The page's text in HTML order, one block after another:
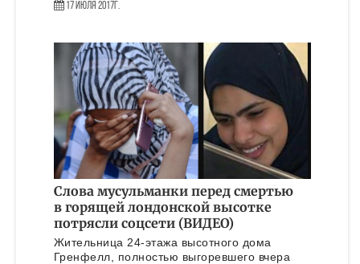
17 Июля 2017г.
Слова мусульманки перед смертью
в горящей лондонской высотке
потрясли соцсети (ВИДЕО)
Жительница 24-этажа высотного дома
Гренфелл, полностью выгоревшего вчера